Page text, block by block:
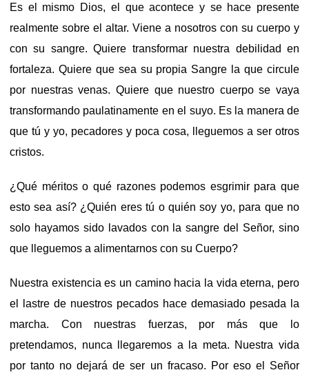
Es el mismo Dios, el que acontece y se hace presente
realmente sobre el altar. Viene a nosotros con su cuerpo y
con su sangre. Quiere transformar nuestra debilidad en
fortaleza. Quiere que sea su propia Sangre la que circule
por nuestras venas. Quiere que nuestro cuerpo se vaya
transformando paulatinamente en el suyo. Es la manera de
que tú y yo, pecadores y poca cosa, lleguemos a ser otros
cristos.
¿Qué méritos o qué razones podemos esgrimir para que
esto sea así? ¿Quién eres tú o quién soy yo, para que no
solo hayamos sido lavados con la sangre del Señor, sino
que lleguemos a alimentarnos con su Cuerpo?
Nuestra existencia es un camino hacia la vida eterna, pero
el lastre de nuestros pecados hace demasiado pesada la
marcha. Con nuestras fuerzas, por más que lo
pretendamos, nunca llegaremos a la meta. Nuestra vida
por tanto no dejará de ser un fracaso. Por eso el Señor